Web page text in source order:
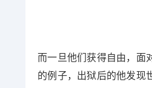
而一旦他们获得自由，面
的例子，出狱后的他发现